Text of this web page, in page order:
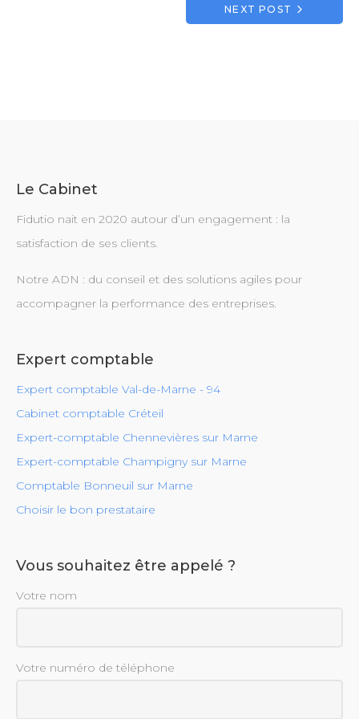
NEXT POST
Le Cabinet
Fidutio nait en 2020 autour d’un engagement : la
satisfaction de ses clients.
Notre ADN : du conseil et des solutions agiles pour
accompagner la performance des entreprises.
Expert comptable
Expert comptable Val-de-Marne - 94
Cabinet comptable Créteil
Expert-comptable Chennevières sur Marne
Expert-comptable Champigny sur Marne
Comptable Bonneuil sur Marne
Choisir le bon prestataire
Vous souhaitez être appelé ?
Votre nom
Votre numéro de téléphone